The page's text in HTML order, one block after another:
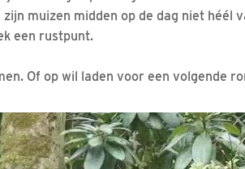
muizen midden op de dag niet héél
een rustpunt.
Of op wil laden voor een volgende